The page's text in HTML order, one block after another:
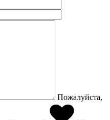
Пожалуйста,